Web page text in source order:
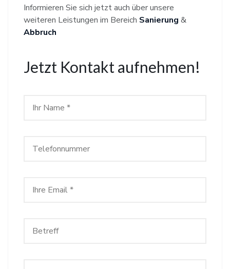
Informieren Sie sich jetzt auch über unsere
weiteren Leistungen im Bereich Sanierung &
Abbruch
Jetzt Kontakt aufnehmen!